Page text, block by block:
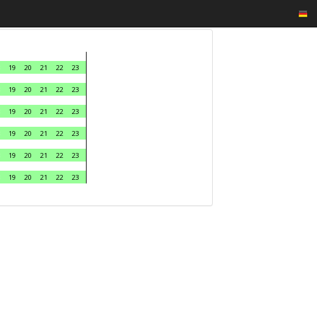
19 20 21 22
23
19 20 21 22
23
19 20 21 22
23
19 20 21 22
23
19 20 21 22
23
19 20 21 22
23